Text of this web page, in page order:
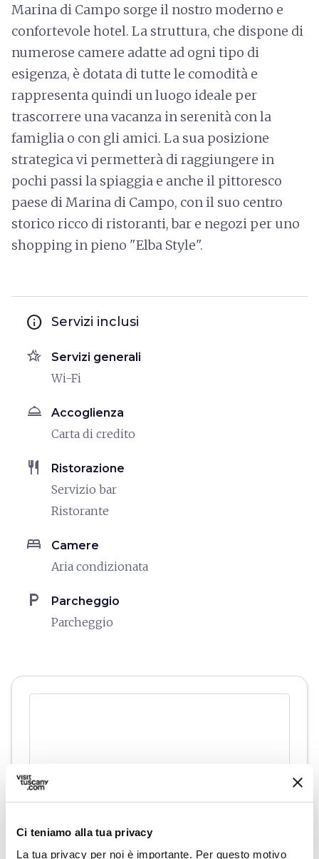
Ci teniamo alla tua privacy
La tua privacy per noi è importante. Per questo motivo
Marina di Campo sorge il nostro moderno e
confortevole hotel. La struttura, che dispone di
numerose camere adatte ad ogni tipo di
esigenza, è dotata di tutte le comodità e
rappresenta quindi un luogo ideale per
trascorrere una vacanza in serenità con la
famiglia o con gli amici. La sua posizione
strategica vi permetterà di raggiungere in
pochi passi la spiaggia e anche il pittoresco
paese di Marina di Campo, con il suo centro
storico ricco di ristoranti, bar e negozi per uno
shopping in pieno "Elba Style".
info Servizi inclusi
hotel_class Servizi generali
Wi-Fi
room_service Accoglienza
Carta di credito
restaurant Ristorazione
Servizio bar
Ristorante
bed Camere
Aria condizionata
local_parking Parcheggio
Parcheggio